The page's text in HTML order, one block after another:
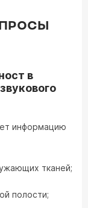
в
информацию
тканей;
полости;